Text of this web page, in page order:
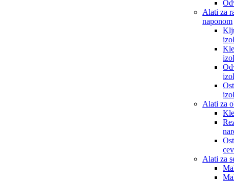
Alati za
naponom
Alati za
Alati za